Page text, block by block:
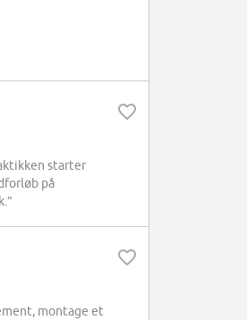
starter
på
montage et